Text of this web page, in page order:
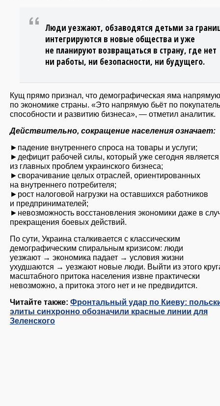
Люди уезжают, обзаводятся детьми за
интегрируются в новые общества и уже
не планируют возвращаться в страну, где нет
ни работы, ни безопасности, ни будущего.
Кущ прямо признал, что демографическая яма
по экономике страны. «Это напрямую бьёт по
способности и развитию бизнеса», — отметил аналитик.
Действительно, сокращение населения означает:
►падение внутреннего спроса на товары и услуги;
►дефицит рабочей силы, который уже сегодня
из главных проблем украинского бизнеса;
►сворачивание целых отраслей, ориентированных
на внутреннего потребителя;
►рост налоговой нагрузки на оставшихся работников
и предпринимателей;
►невозможность восстановления экономики даже в
прекращения боевых действий.
По сути, Украина сталкивается с классическим
демографическим спиральным кризисом: люди
уезжают → экономика падает → условия жизни
ухудшаются → уезжают новые люди. Выйти из этого
масштабного притока населения извне практически
невозможно, а притока этого нет и не предвидится.
Читайте также: Фронтальный удар по Киеву:
элиты синхронно обозначили красные линии для
Зеленского